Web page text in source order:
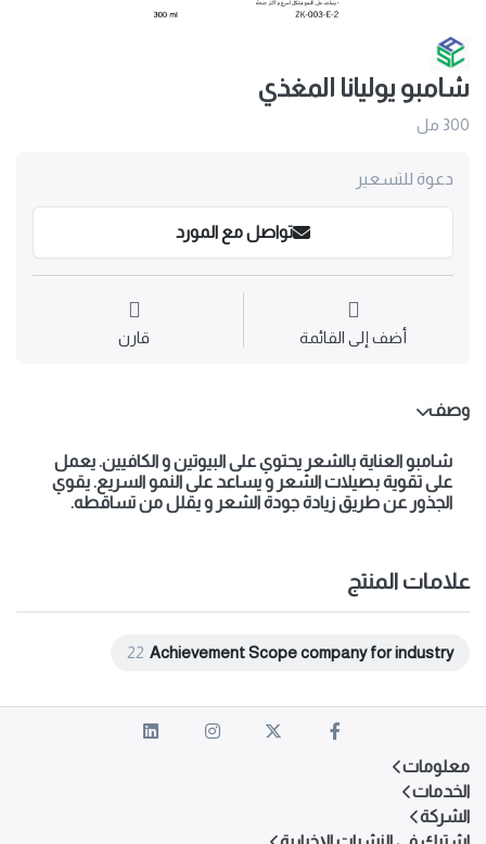
شامبو يوليانا المغذي
300 مل
دعوة للتسعير
تواصل مع المورد
أضف إلى القائمة قارن
وصف
شامبو العناية بالشعر يحتوي على البيوتين و الكافيين. يعمل
على تقوية بصيلات الشعر و يساعد على النمو السريع. يقوي
الجذور عن طريق زيادة جودة الشعر و يقلل من تساقطه.
علامات المنتج
Achievement Scope company for industry
22
معلومات
الخدمات
الشركة